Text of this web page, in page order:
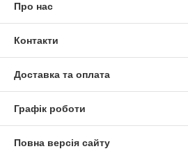
Про нас
Контакти
Доставка та оплата
Графік роботи
Повна версія сайту